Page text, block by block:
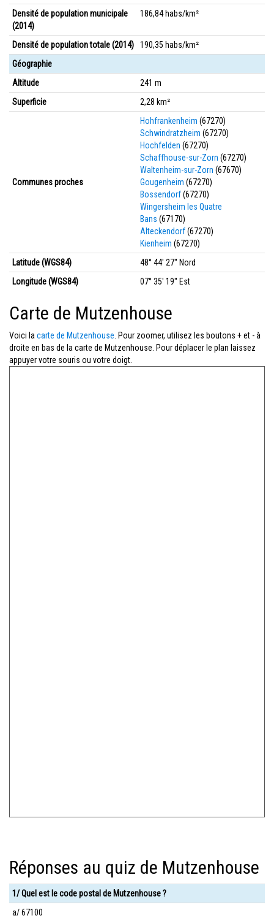
Densité de population municipale
(2014)
186,84 habs/km²
Densité de population totale (2014)
190,35 habs/km²
Géographie
Altitude
241 m
Superficie
2,28 km²
Communes proches
Hohfrankenheim (67270)
Schwindratzheim (67270)
Hochfelden (67270)
Schaffhouse-sur-Zorn (67270)
Waltenheim-sur-Zorn (67670)
Gougenheim (67270)
Bossendorf(67270)
Wingersheim les Quatre
Bans (67170)
Alteckendorf(67270)
Kienheim (67270)
Latitude (WGS84)
48° 44' 27'' Nord
Longitude (WGS84)
07° 35' 19'' Est
Carte de Mutzenhouse
Voici la carte de Mutzenhouse . Pour zoomer, utilisez les boutons + et - à
droite en bas de la carte de Mutzenhouse. Pour déplacer le plan laissez
appuyer votre souris ou votre doigt.
Réponses au quiz de Mutzenhouse
1/ Quel est le code postal de Mutzenhouse ?
a/ 67100